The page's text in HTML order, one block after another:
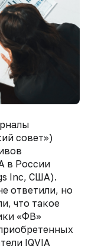
совет»)
в России
Inc, США).
ответили, но
что такое
«ФВ»
IQVIA